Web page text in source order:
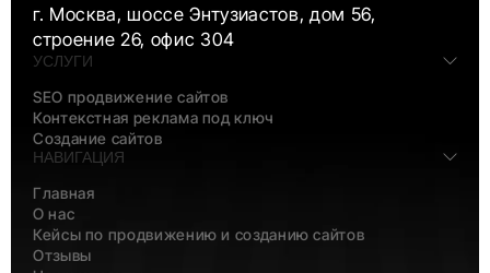
г. Москва, шоссе Энтузиастов, дом 56,
строение 26, офис 304
УСЛУГИ
SEO продвижение сайтов
Контекстная реклама под ключ
Создание сайтов
НАВИГАЦИЯ
Главная
О нас
Кейсы по продвижению и созданию сайтов
Отзывы